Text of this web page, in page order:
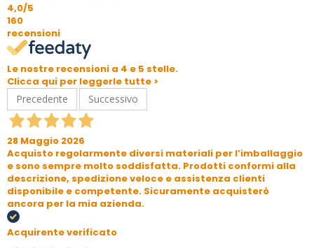
4,0/5
160
recensioni
Le nostre recensioni a 4 e 5 stelle.
Clicca qui per leggerle tutte >
Precedente
Successivo
28 Maggio 2026
Acquisto regolarmente diversi materiali per l’imballaggio
e sono sempre molto soddisfatta. Prodotti conformi alla
descrizione, spedizione veloce e assistenza clienti
disponibile e competente. Sicuramente acquisterò
ancora per la mia azienda.
Acquirente verificato